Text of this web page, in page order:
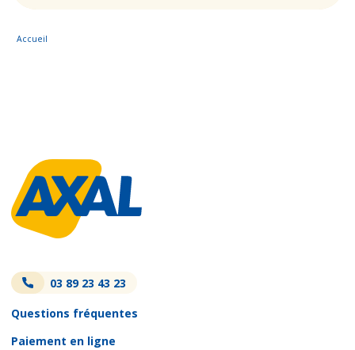
Accueil
03 89 23 43 23
Questions fréquentes
Paiement en ligne